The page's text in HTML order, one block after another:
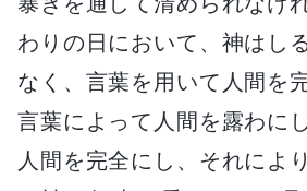
わりの日において、神はし
なく、言葉を用いて人間を
言葉によって人間を露わに
人間を完全にし、それによ